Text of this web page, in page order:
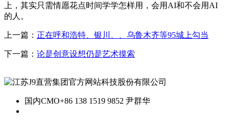
上，其实只需情愿花点时间学学怎样用，会用AI和不会用AI
的人。
上一篇： 正在呼和浩特、银川、、乌鲁木齐等95城上勾当
下一篇： 论是创意设想仍是艺术摸索
国内CMO+86 138 1519 9852 尹群华